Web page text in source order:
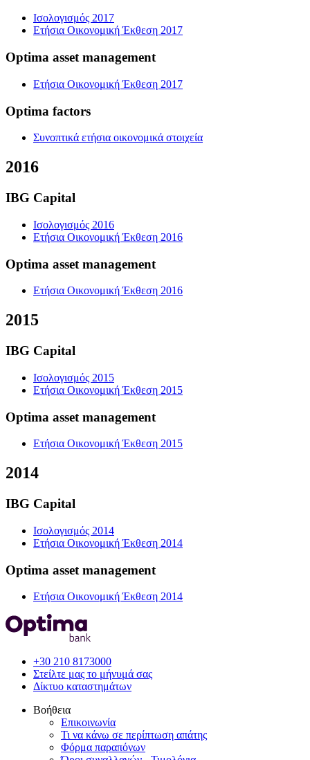
Ισολογισμός 2017
Ετήσια Οικονομική Έκθεση 2017
Optima asset management
Ετήσια Οικονομική Έκθεση 2017
Optima factors
Συνοπτικά ετήσια οικονομικά στοιχεία
2016
IBG Capital
Ισολογισμός 2016
Ετήσια Οικονομική Έκθεση 2016
Optima asset management
Ετήσια Οικονομική Έκθεση 2016
2015
IBG Capital
Ισολογισμός 2015
Ετήσια Οικονομική Έκθεση 2015
Optima asset management
Ετήσια Οικονομική Έκθεση 2015
2014
IBG Capital
Ισολογισμός 2014
Ετήσια Οικονομική Έκθεση 2014
Optima asset management
Ετήσια Οικονομική Έκθεση 2014
+30 210 8173000
Στείλτε μας το μήνυμά σας
Δίκτυο καταστημάτων
Βοήθεια
Επικοινωνία
Τι να κάνω σε περίπτωση απάτης
Φόρμα παραπόνων